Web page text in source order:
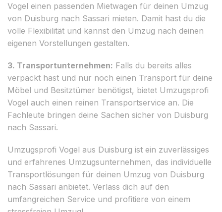
Vogel einen passenden Mietwagen für deinen Umzug
von Duisburg nach Sassari mieten. Damit hast du die
volle Flexibilität und kannst den Umzug nach deinen
eigenen Vorstellungen gestalten.
3. Transportunternehmen: Falls du bereits alles
verpackt hast und nur noch einen Transport für deine
Möbel und Besitztümer benötigst, bietet Umzugsprofi
Vogel auch einen reinen Transportservice an. Die
Fachleute bringen deine Sachen sicher von Duisburg
nach Sassari.
Umzugsprofi Vogel aus Duisburg ist ein zuverlässiges
und erfahrenes Umzugsunternehmen, das individuelle
Transportlösungen für deinen Umzug von Duisburg
nach Sassari anbietet. Verlass dich auf den
umfangreichen Service und profitiere von einem